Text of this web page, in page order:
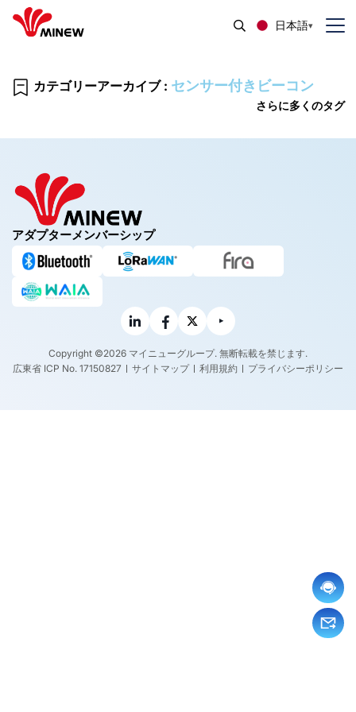
日本語
カテゴリーアーカイブ : センサー付きビーコン
さらに多くのタグ
アダプターメンバーシップ
Copyright ©2026 マイニューグループ. 無断転載を禁じます.
広東省 ICP No. 17150827
サイトマップ 利用規約 プライバシーポリシー